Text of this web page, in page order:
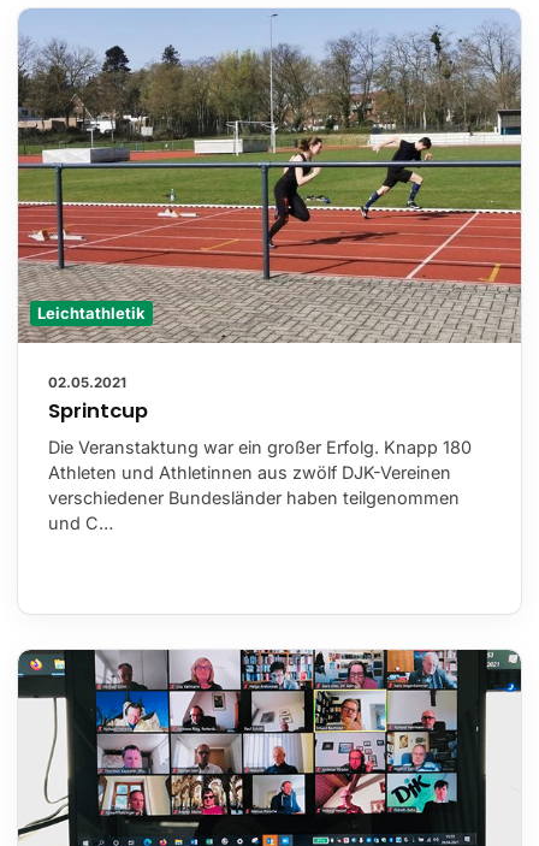
Leichtathletik
02.05.2021
Sprintcup
Die Veranstaktung war ein großer Erfolg. Knapp 180
Athleten und Athletinnen aus zwölf DJK-Vereinen
verschiedener Bundesländer haben teilgenommen
und C…